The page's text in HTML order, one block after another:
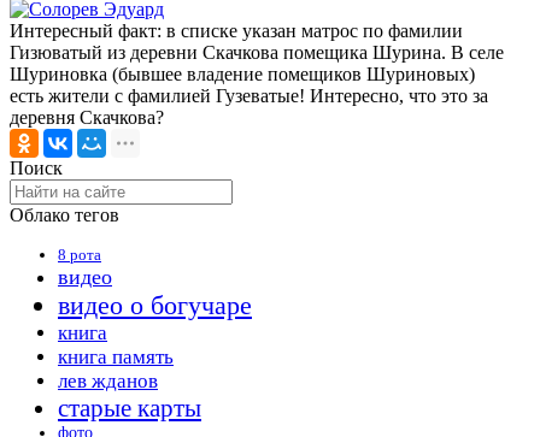
Интересный факт: в списке указан матрос по фамилии
Гизюватый из деревни Скачкова помещика Шурина. В селе
Шуриновка (бывшее владение помещиков Шуриновых)
есть жители с фамилией Гузеватые! Интересно, что это за
деревня Скачкова?
Поиск
Облако тегов
8 рота
видео
видео о богучаре
книга
книга память
лев жданов
старые карты
фото